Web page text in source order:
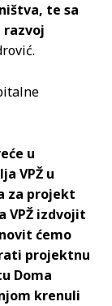
te sa
razvoj
u
VPŽ u
za projekt
VPŽ izdvojit
ćemo
projektnu
Doma
krenuli